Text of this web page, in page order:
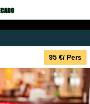
95 €/ Pers